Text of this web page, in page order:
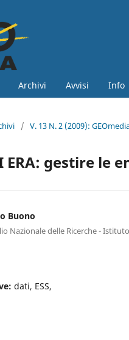
Archivi Avvisi Info
/ V. 13 N. 2 (2009):
ERA: gestire le
Buono
Nazionale delle Ricerche -
dati, ESS,